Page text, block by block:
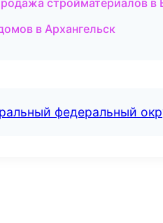
стройматериалов в
в Архангельск
федеральный